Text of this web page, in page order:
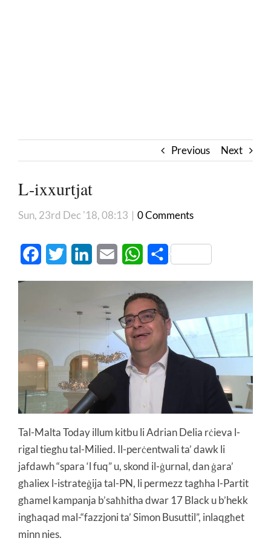
Previous Next
L-ixxurtjat
Sun, 23rd Dec '18, 08:13 | 0 Comments
FacebookTwitter LinkedInEmail WhatsApp
Share
Tal-Malta Today illum kitbu li Adrian Delia rċieva l-
rigal tiegħu tal-Milied. Il-perċentwali ta’ dawk li
jafdawh “spara ‘l fuq” u, skond il-ġurnal, dan ġara’
għaliex l-istrateġija tal-PN, li permezz tagħha l-Partit
għamel kampanja b’saħħitha dwar 17 Black u b’hekk
ingħaqad mal-“fazzjoni ta’ Simon Busuttil”, inlaqgħet
minn nies.